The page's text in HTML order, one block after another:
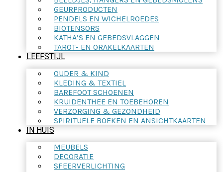
GEURPRODUCTEN
PENDELS EN WICHELROEDES
BIOTENSORS
KATHA’S EN GEBEDSVLAGGEN
TAROT- EN ORAKELKAARTEN
LEEFSTIJL
OUDER & KIND
KLEDING & TEXTIEL
BAREFOOT SCHOENEN
KRUIDENTHEE EN TOEBEHOREN
VERZORGING & GEZONDHEID
SPIRITUELE BOEKEN EN ANSICHTKAARTEN
IN HUIS
MEUBELS
DECORATIE
SFEERVERLICHTING